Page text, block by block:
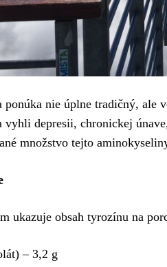
ponúka nie úplne tradičný, ale
vyhli depresii, chronickej
množstvo tejto
ukazuje obsah tyrozínu na
– 3,2 g